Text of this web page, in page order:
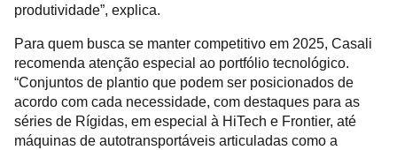
produtividade”, explica.
Para quem busca se manter competitivo em 2025, Casali
recomenda atenção especial ao portfólio tecnológico.
“Conjuntos de plantio que podem ser posicionados de
acordo com cada necessidade, com destaques para as
séries de Rígidas, em especial à HiTech e Frontier, até
máquinas de autotransportáveis articuladas como a